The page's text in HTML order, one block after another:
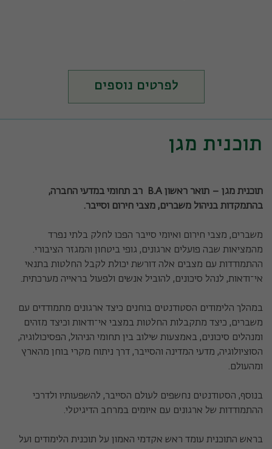
לפרטים נוספים
תוכנית מגן
תוכנית מגן – תואר ראשון B.A
רב תחומי במדעי החברה,
בהתמקדות בניהול משברים, מצבי חירום וסייבר.
משברים, מצבי חירום ואיומי סייבר הפכו לחלק בלתי נפרד
מהמציאות שבה פועלים ארגונים, גופי ביטחון והמגזר הציבורי.
ההתמודדות עם מצבים אלה דורשת יכולת לקבל החלטות בתנאי
אי־ודאות, לנהל סיכונים, להוביל אנשים ולפעול בראייה מערכתית.
במהלך הלימודים הסטודנטים בוחנים כיצד ארגונים מתמודדים עם
משברים, כיצד מתקבלות החלטות במצבי אי־ודאות וכיצד מזהים
ומנהלים סיכונים, באמצעות שילוב בין תחומי הניהול, הפסיכולוגיה,
הסוציולוגיה, מדעי המדינה והסייבר, דרך ניתוח מקרי בוחן מהארץ
ומהעולם.
בנוסף, הסטודנטים נחשפים לעולם הסייבר, להשפעותיו ולדרכי
ההתמודדות של ארגונים עם איומים במרחב הדיגיטלי.
בראש התוכנית עומד ראש אקדמי האמון על תוכנית הלימודים ועל